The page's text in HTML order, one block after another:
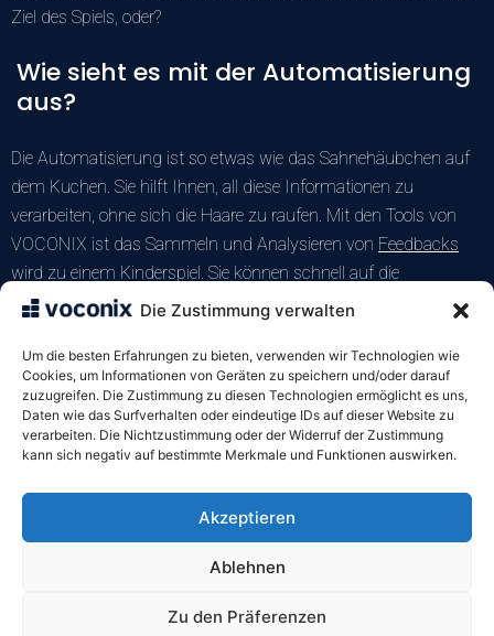
Die Zustimmung verwalten
Um die besten Erfahrungen zu bieten, verwenden wir Technologien wie
Cookies, um Informationen von Geräten zu speichern und/oder darauf
zuzugreifen. Die Zustimmung zu diesen Technologien ermöglicht es uns,
Daten wie das Surfverhalten oder eindeutige IDs auf dieser Website zu
verarbeiten. Die Nichtzustimmung oder der Widerruf der Zustimmung
kann sich negativ auf bestimmte Merkmale und Funktionen auswirken.
Akzeptieren
Ablehnen
Zu den Präferenzen
Ziel des Spiels, oder?
Wie sieht es mit der Automatisierung
aus?
Die Automatisierung ist so etwas wie das Sahnehäubchen auf
dem Kuchen. Sie hilft Ihnen, all diese Informationen zu
verarbeiten, ohne sich die Haare zu raufen. Mit den Tools von
VOCONIX ist das Sammeln und Analysieren von Feedbacks
wird zu einem Kinderspiel. Sie können schnell auf die
Bedürfnisse Ihrer Kunden reagieren, und das macht einen
schnelle Antwort oft eine positive Überraschung für denjenigen,
der nicht damit rechnet, oder?
Entdecken Sie Voconix kostenlos
VOXELIS SAS
122 rue de la Croix de Seguey